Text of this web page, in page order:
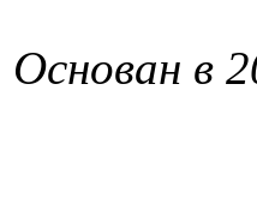
Основан в